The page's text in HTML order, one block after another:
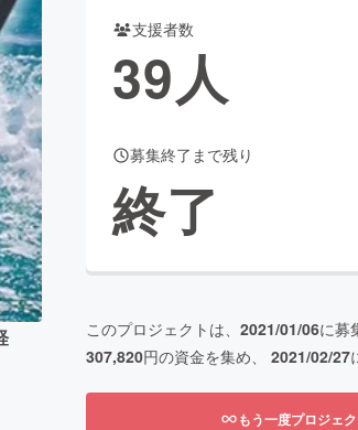
ビューティー・ヘルスケア
Creation
コミュニティ
支援者数
39人
募集終了まで残り
終了
このプロジェクトは、 2021/01/06に募
307,820円の資金を集め、 2021/02/27
もう一度プロジェ